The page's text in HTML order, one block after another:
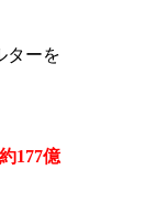
ターを
177億